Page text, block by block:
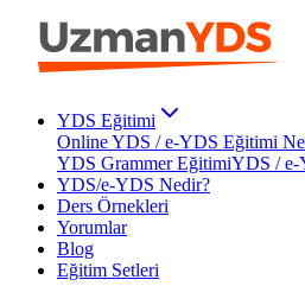
YDS Eğitimi
Online YDS / e-YDS Eğitimi
YDS Grammer EğitimiYDS / e-
YDS/e-YDS Nedir?
Ders Örnekleri
Yorumlar
Blog
Eğitim Setleri